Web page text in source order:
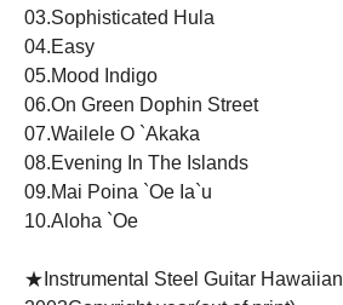
03.Sophisticated Hula
04.Easy
05.Mood Indigo
06.On Green Dophin Street
07.Wailele O `Akaka
08.Evening In The Islands
09.Mai Poina `Oe Ia`u
10.Aloha `Oe
★Instrumental Steel Guitar Hawaiian